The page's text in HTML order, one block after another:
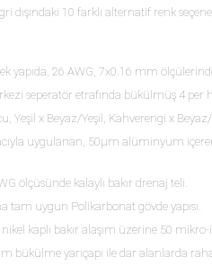
dışındaki 10 farklı alternatif renk
26 AWG, 7x0.16 mm ölçülerinde
seperatör etrafında bükülmüş 4
Yeşil x Beyaz/Yeşil, Kahverengi x
uygulanan, 50μm alüminyum
ölçüsünde kalaylı bakır drenaj teli.
tam uygun Polikarbonat gövde yapısı.
kaplı bakır alaşım üzerine 50
bükülme yarıçapı ile dar alanlarda